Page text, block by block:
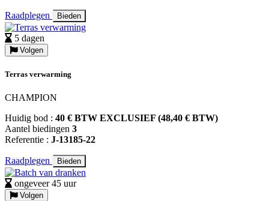
Raadplegen Bieden
5 dagen
Volgen
Terras verwarming
CHAMPION
Huidig bod : 40 € BTW EXCLUSIEF (48,40 € BTW)
Aantel biedingen 3
Referentie : J-13185-22
Raadplegen Bieden
ongeveer 45 uur
Volgen